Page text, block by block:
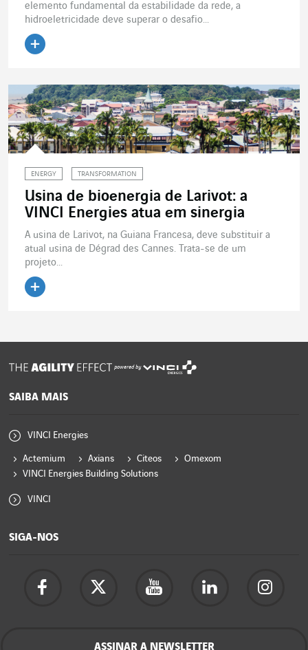
elemento fundamental da estabilidade da rede, a
hidroeletricidade deve superar o desafio...
ENERGY TRANSFORMATION
Usina de bioenergia de Larivot: a
VINCI Energies atua em sinergia
A usina de Larivot, na Guiana Francesa, deve substituir a
atual usina de Dégrad des Cannes. Trata-se de um
projeto...
powered by
SAIBA MAIS
VINCI Energies
Actemium Axians Citeos
Omexom
VINCI Energies Building Solutions
VINCI
SIGA-NOS
ASSINAR A NEWSLETTER